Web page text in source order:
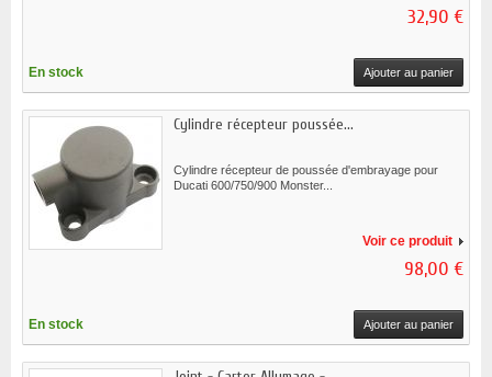
32,90 €
En stock Ajouter au panier
Cylindre récepteur poussée...
Cylindre récepteur de poussée d'embrayage pour
Ducati 600/750/900 Monster...
Voir ce produit
98,00 €
En stock Ajouter au panier